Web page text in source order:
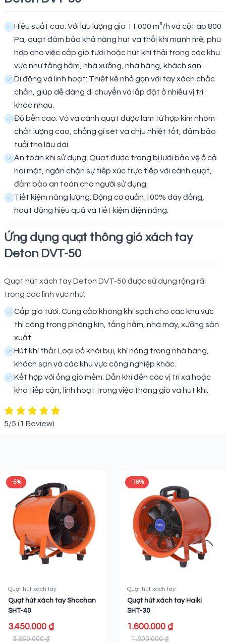
Hiệu suất cao: Với lưu lượng gió 11.000 m³/h và cột áp 800
Pa, quạt đảm bảo khả năng hút và thổi khí mạnh mẽ, phù
hợp cho việc cấp gió tươi hoặc hút khí thải trong các khu
vực như tầng hầm, nhà xưởng, nhà hàng, khách sạn.
Di động và linh hoạt: Thiết kế nhỏ gọn với tay xách chắc
chắn, giúp dễ dàng di chuyển và lắp đặt ở nhiều vị trí
khác nhau.
Độ bền cao: Vỏ và cánh quạt được làm từ hợp kim nhôm
chất lượng cao, chống gỉ sét và chịu nhiệt tốt, đảm bảo
tuổi thọ lâu dài.
An toàn khi sử dụng: Quạt được trang bị lưới bảo vệ ở cả
hai mặt, ngăn chặn sự tiếp xúc trực tiếp với cánh quạt,
đảm bảo an toàn cho người sử dụng.
Tiết kiệm năng lượng: Động cơ quấn 100% dây đồng,
hoạt động hiệu quả và tiết kiệm điện năng.
Ứng dụng quạt thông gió xách tay
Deton DVT-50
Quạt hút xách tay Deton DVT-50 được sử dụng rộng rãi
trong các lĩnh vực như:
Cấp gió tươi: Cung cấp không khí sạch cho các khu vực
thi công trong phòng kín, tầng hầm, nhà máy, xưởng sản
xuất.
Hút khí thải: Loại bỏ khói bụi, khí nóng trong nhà hàng,
khách sạn và các khu vực công nghiệp khác.
Kết hợp với ống gió mềm: Dẫn khí đến các vị trí xa hoặc
khó tiếp cận, linh hoạt trong việc thông gió và hút khí.
5/5 (1 Review)
-5%
Quạt hút xách tay
Quạt hút xách tay Shoohan
SHT-40
3.450.000 ₫
3.650.000 ₫
-16%
Quạt hút xách tay
Quạt hút xách tay Haiki
SHT-30
1.600.000 ₫
1.900.000 ₫